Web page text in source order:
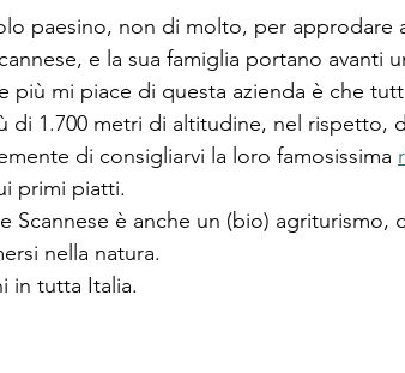
paesino, non di molto, per approdare
e la sua famiglia portano avanti
più mi piace di questa azienda è che
di 1.700 metri di altitudine, nel rispetto,
di consigliarvi la loro famosissima
primi piatti.
Scannese è anche un (bio) agriturismo,
nella natura.
in tutta Italia.